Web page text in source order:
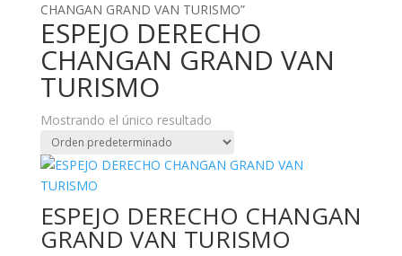
CHANGAN GRAND VAN TURISMO”
ESPEJO DERECHO
CHANGAN GRAND VAN
TURISMO
Mostrando el único resultado
ESPEJO DERECHO CHANGAN
GRAND VAN TURISMO